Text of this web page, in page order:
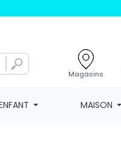
Magasins
MAISON